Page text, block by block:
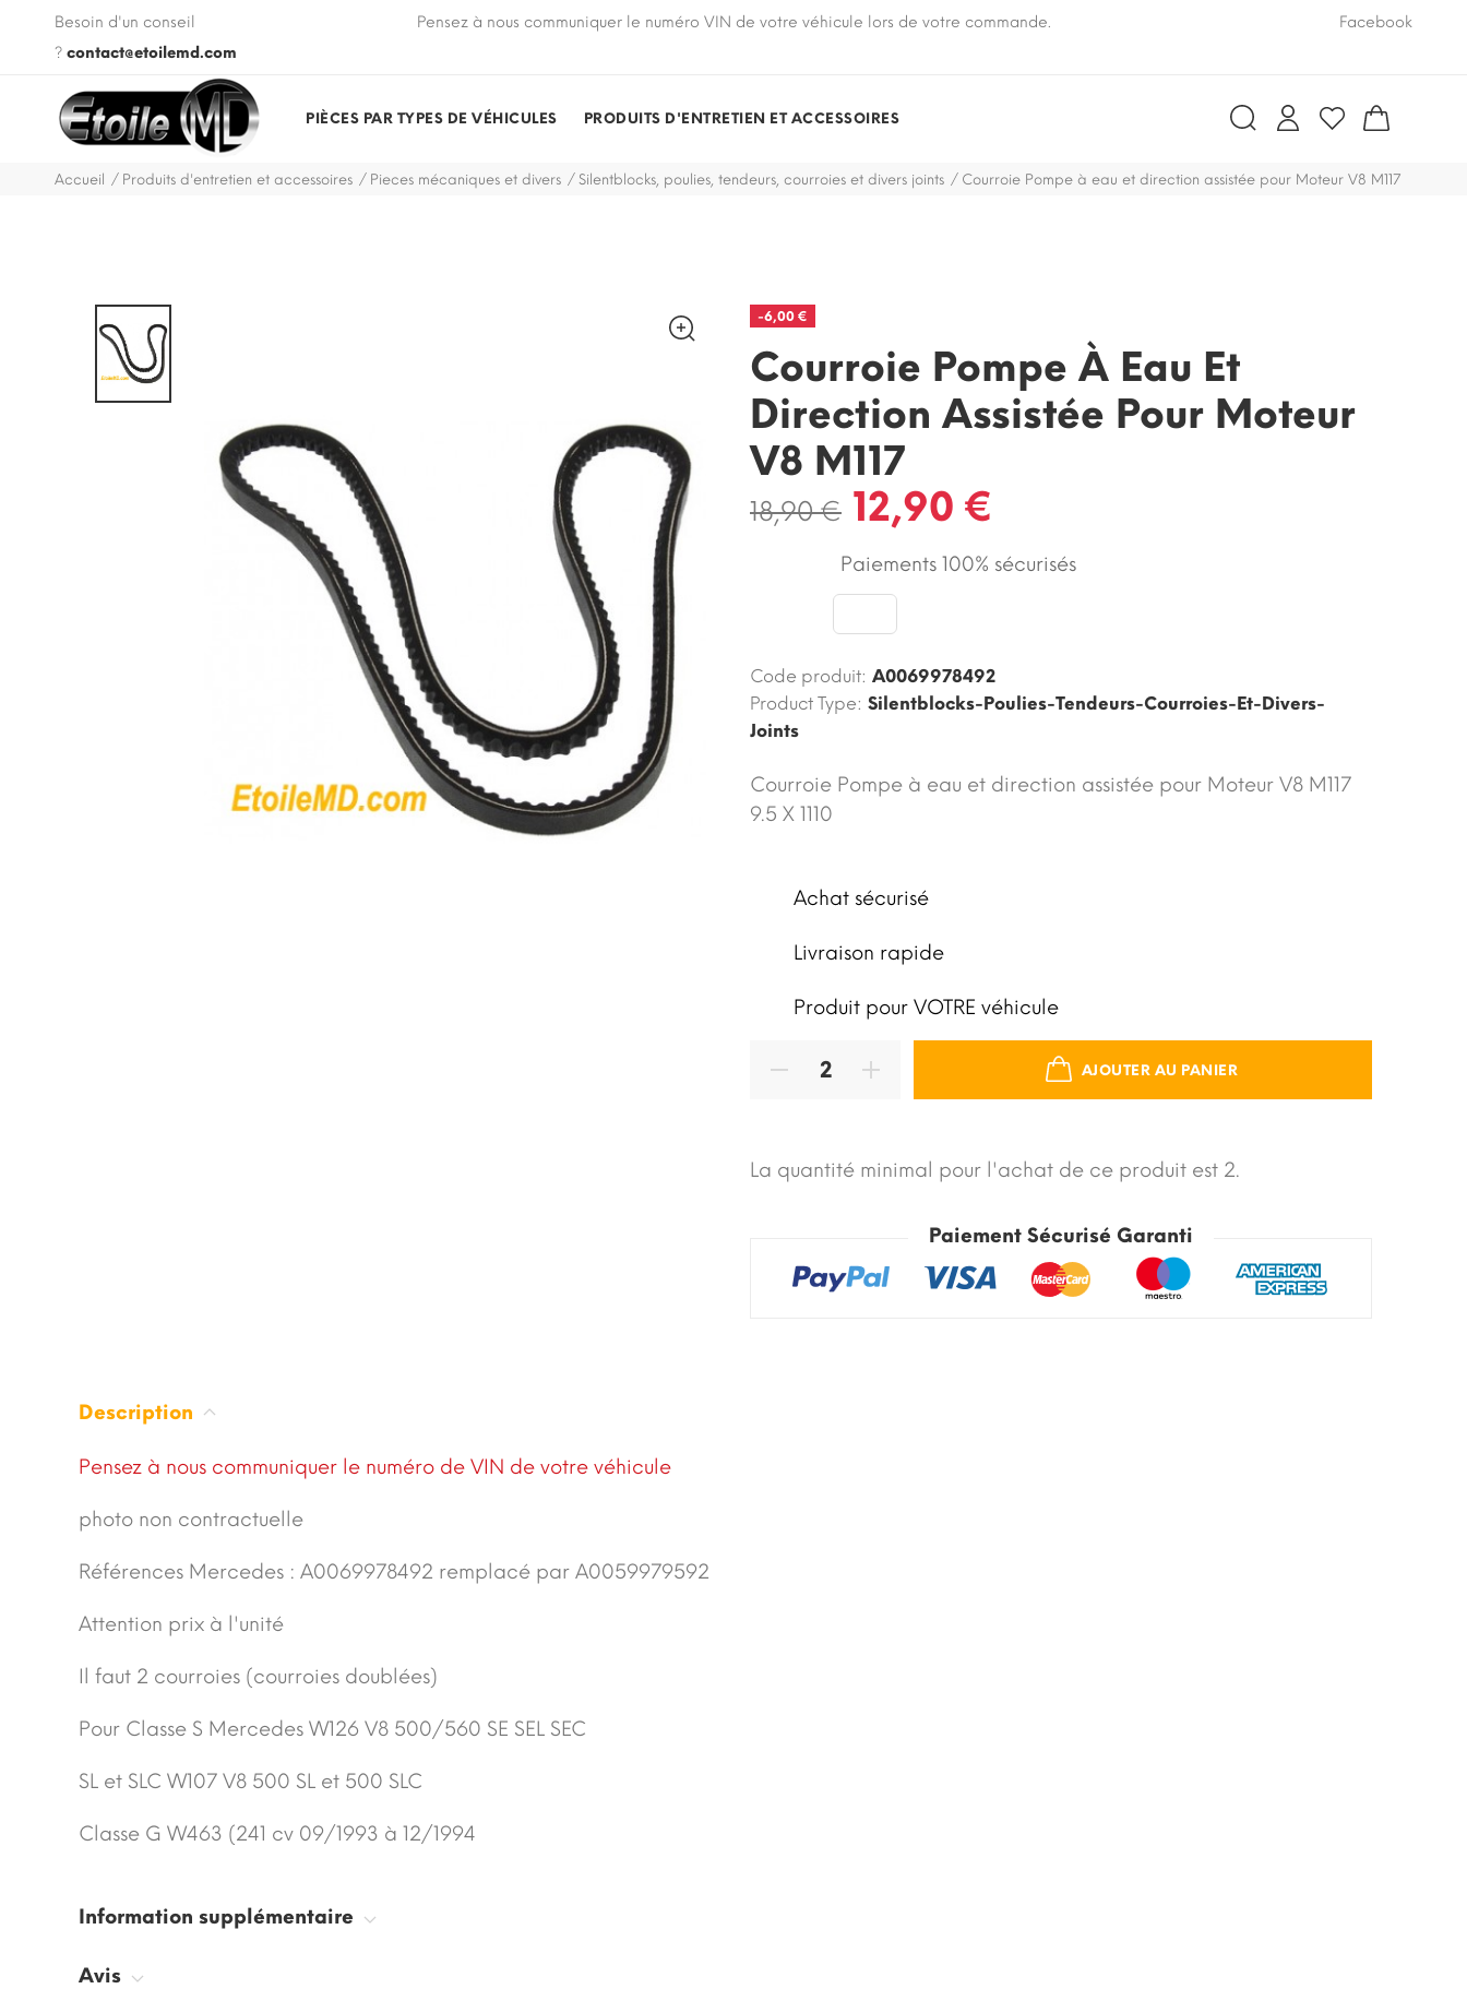
Besoin d'un conseil
? contact@etoilemd.com
VIN de votre véhicule lors de votre commande. Pensez à nous communiquer le numéro VIN de votre véhicule lors de votre commande. Pensez à nous communiquer le numéro VIN
Facebook
PIÈCES PAR TYPES DE VÉHICULES PRODUITS D'ENTRETIEN ET ACCESSOIRES
Accueil Produits d'entretien et accessoires Pieces mécaniques et divers Silentblocks, poulies, tendeurs, courroies et divers joints Courroie Pompe à eau et direction assistée pour Moteur V8 M117
-6,00 €
Courroie Pompe À Eau Et
Direction Assistée Pour Moteur
V8 M117
18,90 € 12,90 €
Paiements 100% sécurisés
Code produit: A0069978492
Product Type: Silentblocks-Poulies-Tendeurs-Courroies-Et-Divers-
Joints
Courroie Pompe à eau et direction assistée pour Moteur V8 M117
9.5 X 1110
Achat sécurisé
Livraison rapide
Produit pour VOTRE véhicule
AJOUTER AU PANIER
La quantité minimal pour l'achat de ce produit est 2.
Paiement Sécurisé Garanti
Description
Pensez à nous communiquer le numéro de VIN de votre véhicule
photo non contractuelle
Références Mercedes : A0069978492 remplacé par A0059979592
Attention prix à l'unité
Il faut 2 courroies (courroies doublées)
Pour Classe S Mercedes W126 V8 500/560 SE SEL SEC
SL et SLC W107 V8 500 SL et 500 SLC
Classe G W463 (241 cv 09/1993 à 12/1994
Information supplémentaire
Avis